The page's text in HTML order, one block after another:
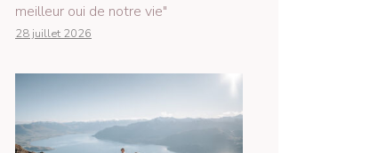
meilleur oui de notre vie"
28 juillet 2026